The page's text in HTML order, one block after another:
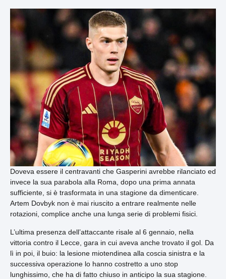
Doveva essere il centravanti che Gasperini avrebbe rilanciato ed
invece la sua parabola alla Roma, dopo una prima annata
sufficiente, si è trasformata in una stagione da dimenticare.
Artem Dovbyk non è mai riuscito a entrare realmente nelle
rotazioni, complice anche una lunga serie di problemi fisici.
L’ultima presenza dell’attaccante risale al 6 gennaio, nella
vittoria contro il Lecce, gara in cui aveva anche trovato il gol. Da
lì in poi, il buio: la lesione miotendinea alla coscia sinistra e la
successiva operazione lo hanno costretto a uno stop
lunghissimo, che ha di fatto chiuso in anticipo la sua stagione.